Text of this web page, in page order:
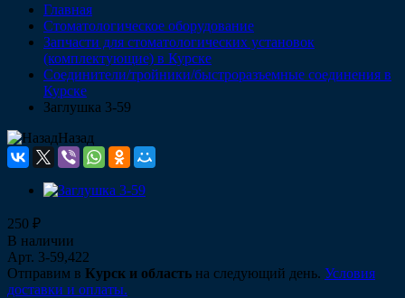
Главная
Стоматологическое оборудование
Запчасти для стоматологических установок
(комплектующие) в Курске
Соединители/тройники/быстроразъемные соединения в
Курске
Заглушка 3-59
Назад
250 ₽
В наличии
Арт. 3-59,422
Отправим в Курск и область на следующий день. Условия
доставки и оплаты.